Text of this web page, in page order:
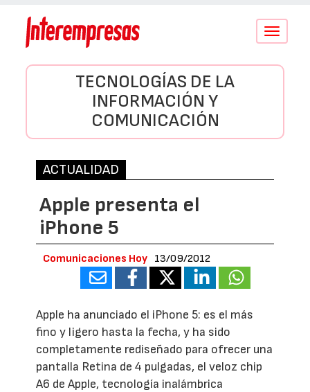
Conmutar
TECNOLOGÍAS DE LA
INFORMACIÓN Y
COMUNICACIÓN
ACTUALIDAD
Apple presenta el
iPhone 5
Comunicaciones Hoy 13/09/2012
Apple ha anunciado el iPhone 5: es el más
fino y ligero hasta la fecha, y ha sido
completamente rediseñado para ofrecer una
pantalla Retina de 4 pulgadas, el veloz chip
A6 de Apple, tecnología inalámbrica